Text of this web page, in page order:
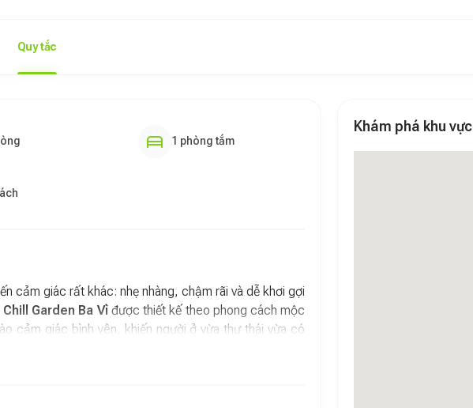
Quy tắc
1 phòng tắm
cảm giác rất khác: nhẹ nhàng, chậm rãi và dễ khơi gợi
Garden Ba Vìđược thiết kế theo phong cách mộc
cảm giác bình yên, khiến người ở vừa thư thái vừa có
hợp với tiêu chuẩn 2 người lớn và 1 bé dưới 4 tuổi.
Khám phá khu vực